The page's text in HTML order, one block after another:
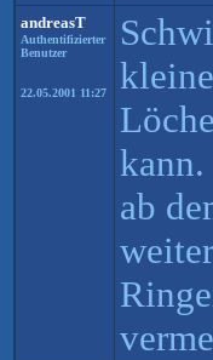
andreasT
Authentifizierter
Benutzer
22.05.2001 11:27
ab